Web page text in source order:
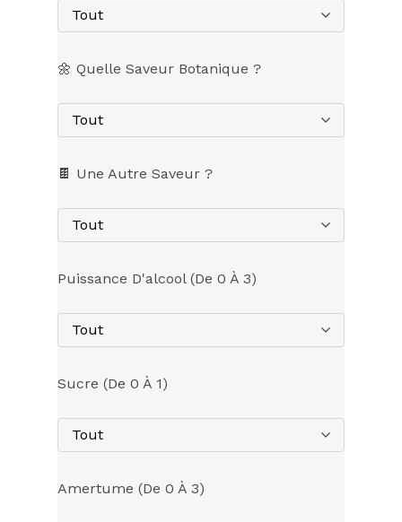
Tout
🌼 Quelle Saveur Botanique ?
Tout
🍫 Une Autre Saveur ?
Tout
Puissance D'alcool (de 0 À 3)
Tout
Sucre (de 0 À 1)
Tout
Amertume (de 0 À 3)